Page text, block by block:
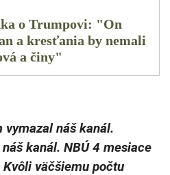
o Trumpovi: "On
a kresťania by nemali
a činy"
vymazal náš kanál.
kanál. NBÚ 4 mesiace
väčšiemu počtu